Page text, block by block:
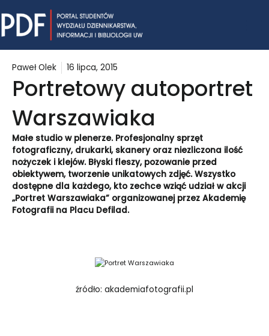
to
content
Paweł Olek 16 lipca, 2015
Portretowy autoportret
Warszawiaka
Małe studio w plenerze. Profesjonalny sprzęt
fotograficzny, drukarki, skanery oraz niezliczona ilość
nożyczek i klejów. Błyski fleszy, pozowanie przed
obiektywem, tworzenie unikatowych zdjęć. Wszystko
dostępne dla każdego, kto zechce wziąć udział w akcji
„Portret Warszawiaka” organizowanej przez Akademię
Fotografii na Placu Defilad.
źródło: akademiafotografii.pl